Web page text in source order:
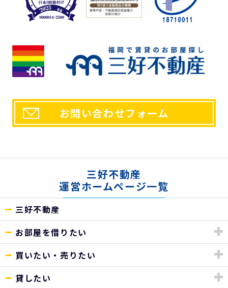
お問い合わせフォーム
三好不動産
運営ホームページ一覧
三好不動産
お部屋を借りたい
買いたい・売りたい
貸したい